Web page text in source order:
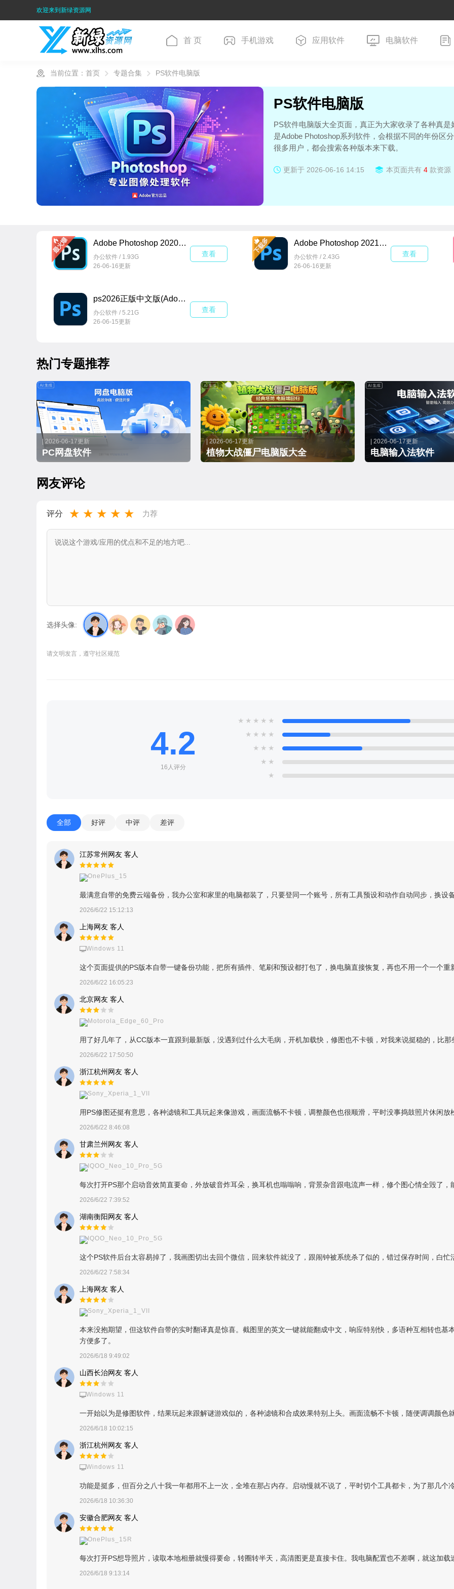
欢迎来到新绿资源网
首 页 手机游戏 应用软件 电脑软件
当前位置： 首页 专题合集 PS软件电脑版
PS软件电脑版
PS软件电脑版大全页面，真正为大家收录了各种真
是Adobe Photoshop系列软件，会根据不同的年份区
很多用户，都会搜索各种版本来下载。
版本大全，可以浏览本页面并且挑选，值得长期收藏
2013至今
Creative Cloud（年份/版本号） CC 2014 ~
更新于 2026-06-16 14:15 本页面共有 4 款资源
Adobe Photoshop 2020中文版v21.2.12.215直装版
办公软件 / 1.93G
26-06-16更新
查看
Adobe Photoshop 2021中文破解版v22.5.9.1101 免费版
办公软件 / 2.43G
26-06-16更新
查看
ps2026正版中文版(Adobe Photoshop 2026)v27.4.0.15 官方激活版
办公软件 / 5.21G
26-06-15更新
查看
热门专题推荐
| 2026-06-17更新
PC网盘软件
| 2026-06-17更新
植物大战僵尸电脑版大全
| 2026-06-17更新
电脑输入法软件
网友评论
评分 ★ ★ ★ ★ ★ 力荐
选择头像:
请文明发言，遵守社区规范
4.2
16人评分
★ ★ ★ ★ ★
★ ★ ★ ★
★ ★ ★
★ ★
★
全部 好评 中评 差评
江苏常州网友 客人
OnePlus_15
最满意自带的免费云端备份，我办公室和家里的电脑都装了，只要登同一个账号，所有工具预设和动作自动同步，换设
2026/6/22 15:12:13
上海网友 客人
Windows 11
这个页面提供的PS版本自带一键备份功能，把所有插件、笔刷和预设都打包了，换电脑直接恢复，再也不用一个一个重
2026/6/22 16:05:23
北京网友 客人
Motorola_Edge_60_Pro
用了好几年了，从CC版本一直跟到最新版，没遇到过什么大毛病，开机加载快，修图也不卡顿，对我来说挺稳的，比
2026/6/22 17:50:50
浙江杭州网友 客人
Sony_Xperia_1_VII
用PS修图还挺有意思，各种滤镜和工具玩起来像游戏，画面流畅不卡顿，调整颜色也很顺滑，平时没事捣鼓照片休闲放
2026/6/22 8:46:08
甘肃兰州网友 客人
IQOO_Neo_10_Pro_5G
每次打开PS那个启动音效简直要命，外放破音炸耳朵，换耳机也嗡嗡响，背景杂音跟电流声一样，修个图心情全毁了，
2026/6/22 7:39:52
湖南衡阳网友 客人
IQOO_Neo_10_Pro_5G
这个PS软件后台太容易掉了，我画图切出去回个微信，回来软件就没了，跟闹钟被系统杀了似的，错过保存时间，白忙
2026/6/22 7:58:34
上海网友 客人
Sony_Xperia_1_VII
本来没抱期望，但这软件自带的实时翻译真是惊喜。截图里的英文一键就能翻成中文，响应特别快，多语种互相转也基
方便多了。
2026/6/18 9:49:02
山西长治网友 客人
Windows 11
一开始以为是修图软件，结果玩起来跟解谜游戏似的，各种滤镜和合成效果特别上头。画面流畅不卡顿，随便调调颜色
2026/6/18 10:02:15
浙江杭州网友 客人
Windows 11
功能是挺多，但百分之八十我一年都用不上一次，全堆在那占内存。启动慢就不说了，平时切个工具都卡，为了那几个
2026/6/18 10:36:30
安徽合肥网友 客人
OnePlus_15R
每次打开PS想导照片，读取本地相册就慢得要命，转圈转半天，高清图更是直接卡住。我电脑配置也不差啊，就这加
2026/6/18 9:13:14